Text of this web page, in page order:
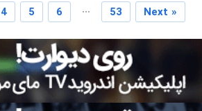
4 5 6 ... 53 Next »